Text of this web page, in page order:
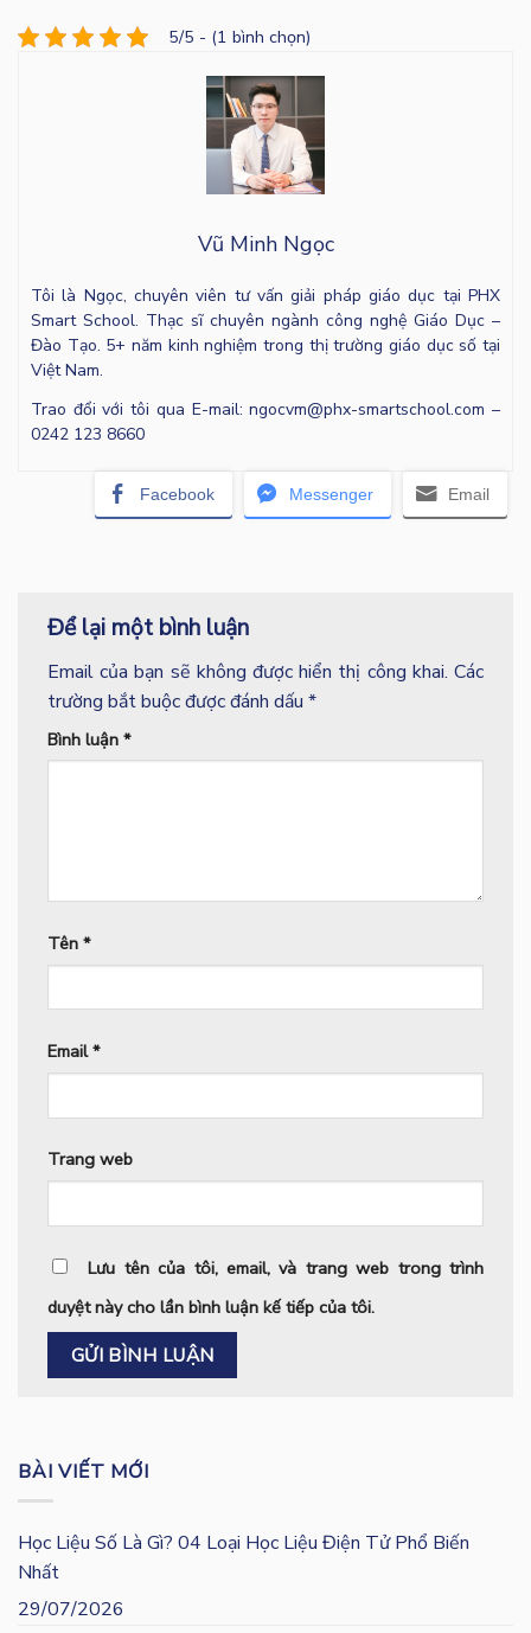
5/5 - (1 bình chọn)
Vũ Minh Ngọc
Tôi là Ngọc, chuyên viên tư vấn giải pháp giáo dục tại PHX
Smart School. Thạc sĩ chuyên ngành công nghệ Giáo Dục –
Đào Tạo. 5+ năm kinh nghiệm trong thị trường giáo dục số tại
Việt Nam.
Trao đổi với tôi qua E-mail: ngocvm@phx-smartschool.com –
0242 123 8660
Facebook Messenger Email
Để lại một bình luận
Email của bạn sẽ không được hiển thị công khai. Các
trường bắt buộc được đánh dấu *
Bình luận *
Tên *
Email*
Trang web
Lưu tên của tôi, email, và trang web trong trình
duyệt này cho lần bình luận kế tiếp của tôi.
BÀI VIẾT MỚI
Học Liệu Số Là Gì? 04 Loại Học Liệu Điện Tử Phổ Biến
Nhất
29/07/2026